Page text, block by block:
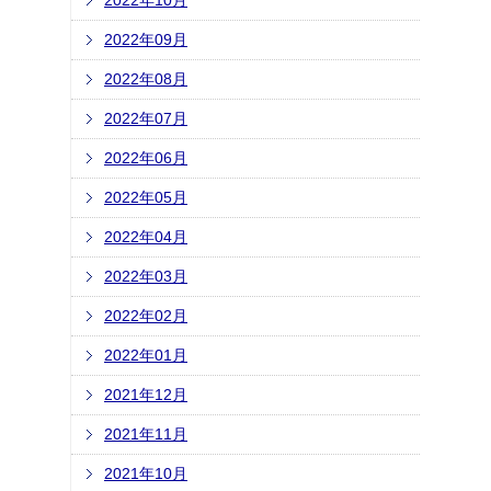
2022年09月
2022年08月
2022年07月
2022年06月
2022年05月
2022年04月
2022年03月
2022年02月
2022年01月
2021年12月
2021年11月
2021年10月